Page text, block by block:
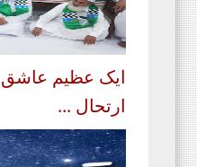
ایک عظیم
ارتحال ...